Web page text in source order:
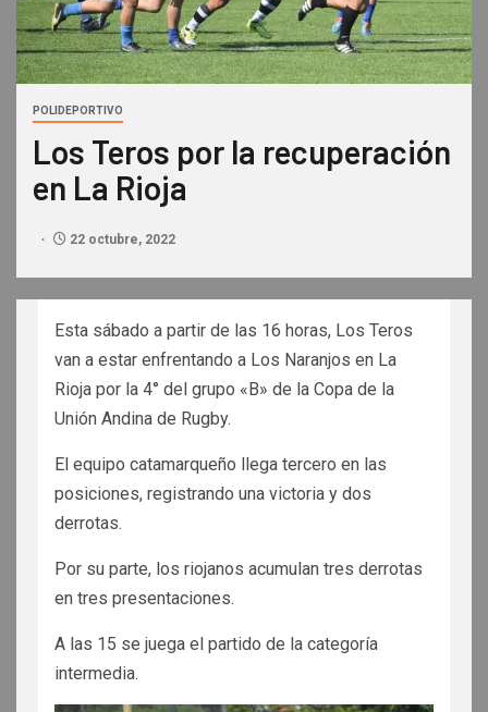
POLIDEPORTIVO
Los Teros por la recuperación
en La Rioja
22 octubre, 2022
Esta sábado a partir de las 16 horas, Los Teros
van a estar enfrentando a Los Naranjos en La
Rioja por la 4° del grupo «B» de la Copa de la
Unión Andina de Rugby.
El equipo catamarqueño llega tercero en las
posiciones, registrando una victoria y dos
derrotas.
Por su parte, los riojanos acumulan tres derrotas
en tres presentaciones.
A las 15 se juega el partido de la categoría
intermedia.